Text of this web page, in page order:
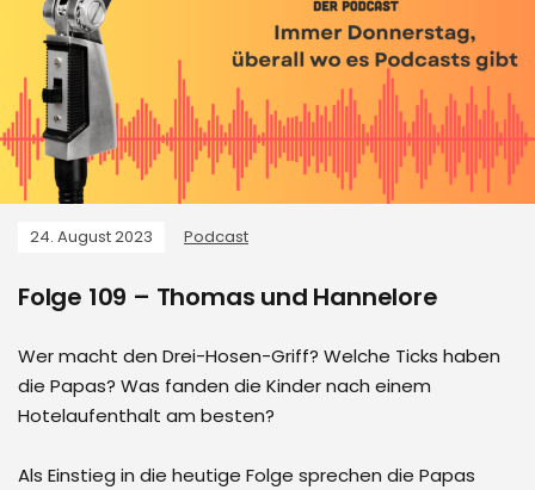
24. August 2023 Podcast
Folge 109 – Thomas und Hannelore
Wer macht den Drei-Hosen-Griff? Welche Ticks haben
die Papas? Was fanden die Kinder nach einem
Hotelaufenthalt am besten?
Als Einstieg in die heutige Folge sprechen die Papas